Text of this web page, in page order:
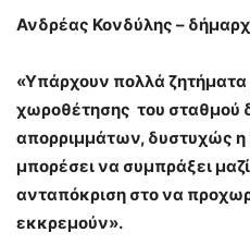
Ανδρέας Κονδύλης –
«Υπάρχουν πολλά ζητήματα
χωροθέτησης του σταθμού
απορριμμάτων, δυστυχώς η
μπορέσει να συμπράξει
ανταπόκριση στο να
εκκρεμούν».